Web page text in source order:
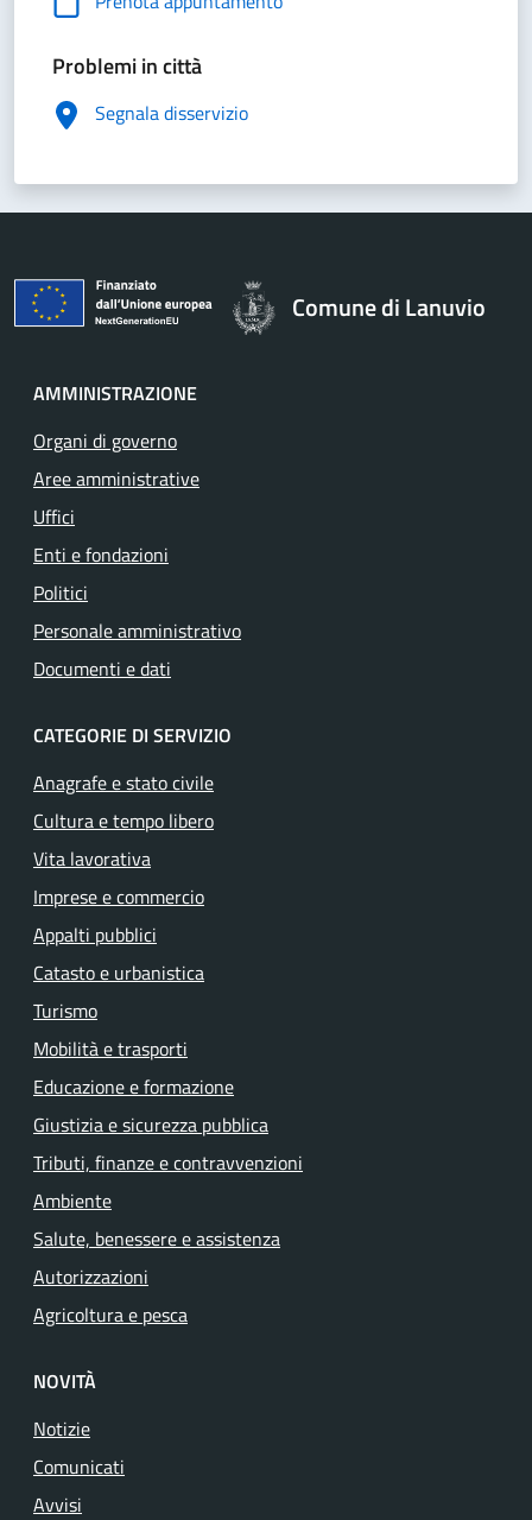
Problemi in città
Segnala disservizio
Comune di Lanuvio
AMMINISTRAZIONE
Organi di governo
Aree amministrative
Uffici
Enti e fondazioni
Politici
Personale amministrativo
Documenti e dati
CATEGORIE DI SERVIZIO
Anagrafe e stato civile
Cultura e tempo libero
Vita lavorativa
Imprese e commercio
Appalti pubblici
Catasto e urbanistica
Turismo
Mobilità e trasporti
Educazione e formazione
Giustizia e sicurezza pubblica
Tributi, finanze e contravvenzioni
Ambiente
Salute, benessere e assistenza
Autorizzazioni
Agricoltura e pesca
NOVITÀ
Notizie
Comunicati
Avvisi